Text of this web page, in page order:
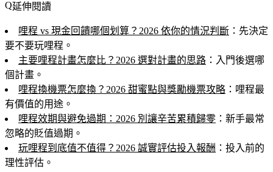
延伸閱讀
哩程 vs 現金回饋哪個划算？2026 依你的情況判斷 ：先決定
要不要玩哩程。
主要哩程計畫怎麼比？2026 選對計畫的思路 ：入門後選哪
個計畫。
哩程換機票怎麼換？2026 甜蜜點與獎勵機票攻略 ：哩程最
有價值的用途。
哩程效期與避免過期：2026 別讓辛苦累積歸零 ：新手最常
忽略的貶值過期。
玩哩程到底值不值得？2026 誠實評估投入報酬 ：投入前的
理性評估。